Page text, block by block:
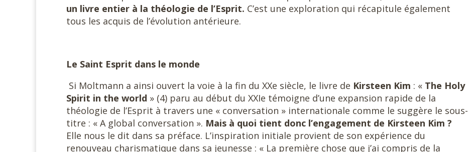
un livre entier à la théologie de l’Esprit. C’est une exploration qui récapitule également
tous les acquis de l’évolution antérieure.
Le Saint Esprit dans le monde
Si Moltmann a ainsi ouvert la voie à la fin du XXe siècle, le livre de Kirsteen Kim : « The Holy
Spirit in the world » (4) paru au début du XXIe témoigne d’une expansion rapide de la
théologie de l’Esprit à travers une « conversation » internationale comme le suggère le sous-
titre : « A global conversation ». Mais à quoi tient donc l’engagement de Kirsteen Kim ?
Elle nous le dit dans sa préface. L’inspiration initiale provient de son expérience du
renouveau charismatique dans sa jeunesse : « La première chose que j’ai compris de la